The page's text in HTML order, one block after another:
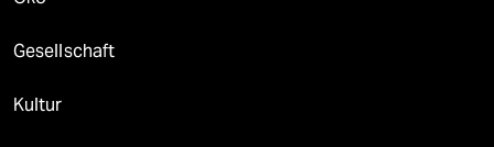
Gesellschaft
Kultur